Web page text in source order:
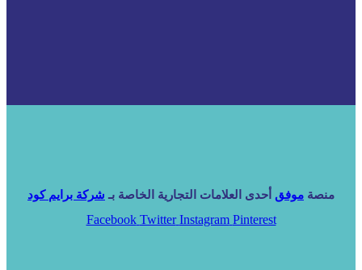
منصة موفق أحدى العلامات التجارية الخاصة بـ شركة برايم كود
Facebook Twitter Instagram Pinterest